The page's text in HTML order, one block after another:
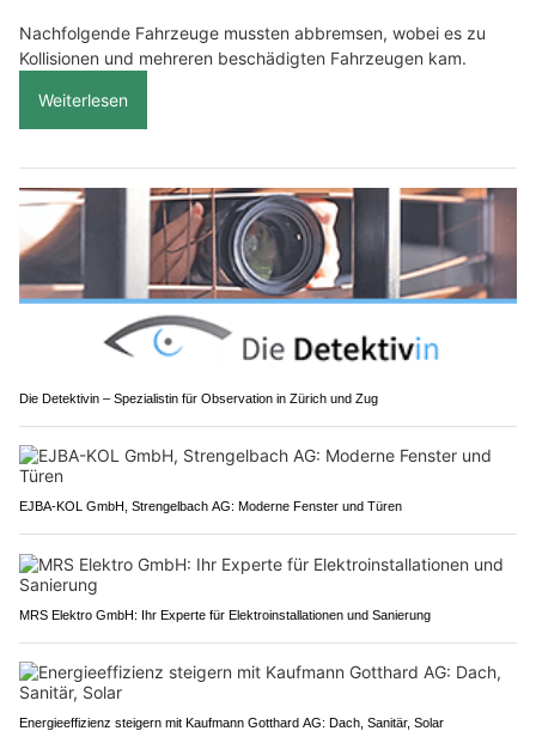
Nachfolgende Fahrzeuge mussten abbremsen, wobei es zu
Kollisionen und mehreren beschädigten Fahrzeugen kam.
Weiterlesen
Die Detektivin – Spezialistin für Observation in Zürich und Zug
EJBA-KOL GmbH, Strengelbach AG: Moderne Fenster und Türen
MRS Elektro GmbH: Ihr Experte für Elektroinstallationen und Sanierung
Energieeffizienz steigern mit Kaufmann Gotthard AG: Dach, Sanitär, Solar